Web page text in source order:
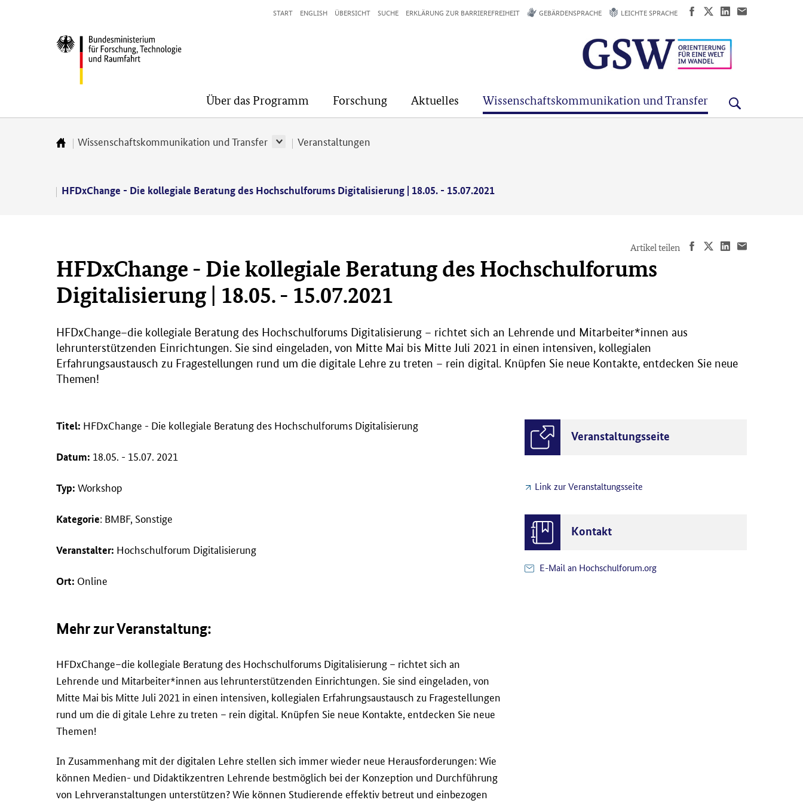
BMFTR
Über das Programm Forschung Aktuelles Wissenschaftskommunikation und Transfer
START ENGLISH ÜBERSICHT SUCHE ERKLÄRUNG ZUR BARRIEREFREIHEIT GEBÄRDENSPRACHE LEICHTE SPRACHE
Zur
Wissenschaftskommunikation und Transfer Veranstaltungen
HFDxChange - Die kollegiale Beratung des Hochschulforums Digitalisierung | 18.05. - 15.07.2021
Artikel teilen
HFDxChange - Die kollegiale Beratung des Hochschulforums
Digitalisierung | 18.05. - 15.07.2021
HFDxChange–die kollegiale Beratung des Hochschulforums Digitalisierung – richtet sich an Lehrende und Mitarbeiter*innen aus
lehrunterstützenden Einrichtungen. Sie sind eingeladen, von Mitte Mai bis Mitte Juli 2021 in einen intensiven, kollegialen
Erfahrungsaustausch zu Fragestellungen rund um die digitale Lehre zu treten – rein digital. Knüpfen Sie neue Kontakte, entdecken Sie neue
Themen!
Titel: HFDxChange - Die kollegiale Beratung des Hochschulforums Digitalisierung
Datum: 18.05. - 15.07. 2021
Typ: Workshop
Kategorie: BMBF, Sonstige
Veranstalter: Hochschulforum Digitalisierung
Ort: Online
Mehr zur Veranstaltung:
HFDxChange–die kollegiale Beratung des Hochschulforums Digitalisierung – richtet sich an
Lehrende und Mitarbeiter*innen aus lehrunterstützenden Einrichtungen. Sie sind eingeladen, von
Mitte Mai bis Mitte Juli 2021 in einen intensiven, kollegialen Erfahrungsaustausch zu Fragestellungen
rund um die di gitale Lehre zu treten – rein digital. Knüpfen Sie neue Kontakte, entdecken Sie neue
Themen!
In Zusammenhang mit der digitalen Lehre stellen sich immer wieder neue Herausforderungen: Wie
können Medien- und Didaktikzentren Lehrende bestmöglich bei der Konzeption und Durchführung
von Lehrveranstaltungen unterstützen? Wie können Studierende effektiv betreut und einbezogen
Veranstaltungsseite
Link zur Veranstaltungsseite
Kontakt
E-Mail an Hochschulforum.org